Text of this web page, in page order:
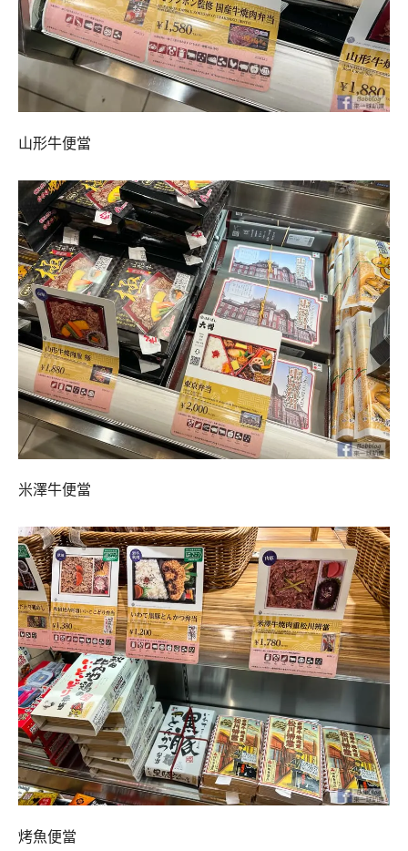
山形牛便當
米澤牛便當
烤魚便當